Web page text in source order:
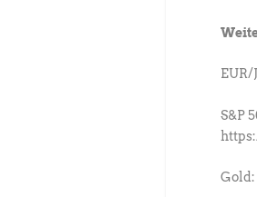
EUR/
S&P